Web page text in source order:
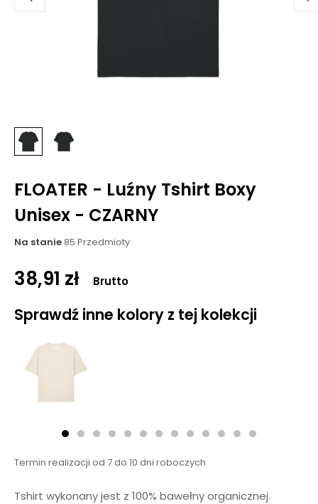
FLOATER - Luźny Tshirt Boxy
Unisex - CZARNY
Na stanie85 Przedmioty
38,91 zł Brutto
Sprawdź inne kolory z tej kolekcji
Termin realizacji od 7 do 10 dni roboczych
Tshirt wykonany jest z 100% bawełny organicznej.